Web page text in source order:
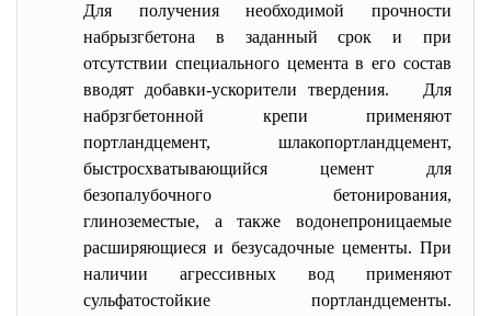
Для получения необходимой прочности
набрызгбетона в заданный срок и при
отсутствии специального цемента в его состав
вводят добавки-ускорители твердения. Для
набрзгбетонной крепи применяют
портландцемент, шлакопортландцемент,
быстросхватывающийся цемент для
безопалубочного бетонирования,
глиноземестые, а также водонепроницаемые
расширяющиеся и безусадочные цементы. При
наличии агрессивных вод применяют
сульфатостойкие портландцементы.